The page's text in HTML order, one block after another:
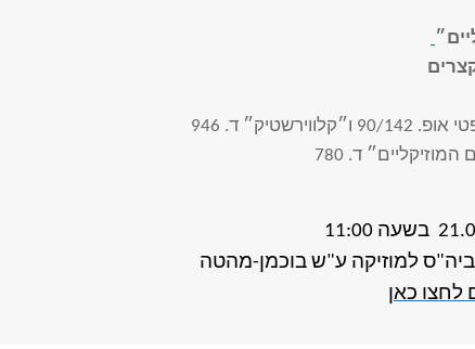
ד. 946
ד. 780
למוזיקה ע"ש בוכמן-מהטה
לחצו כאן